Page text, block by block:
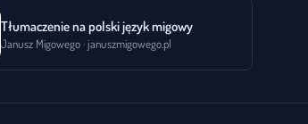
Tłumaczenie na polski język migowy
Janusz Migowego · januszmigowego.pl